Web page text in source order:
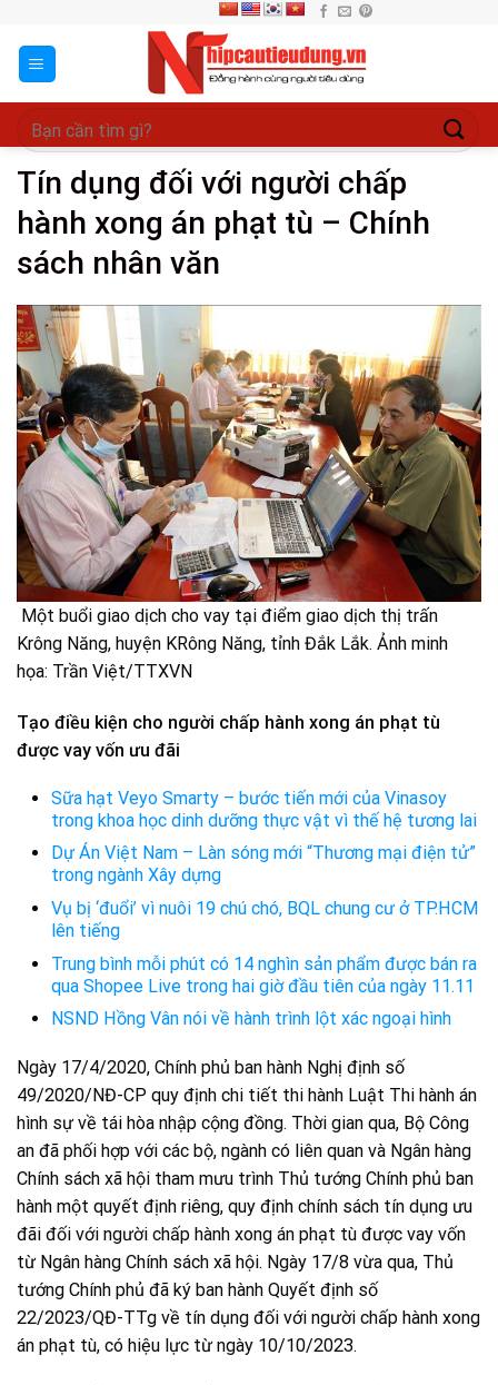
content
Tín dụng đối với người chấp
hành xong án phạt tù – Chính
sách nhân văn
Một buổi giao dịch cho vay tại điểm giao dịch thị trấn
Krông Năng, huyện KRông Năng, tỉnh Đắk Lắk. Ảnh minh
họa: Trần Việt/TTXVN
Tạo điều kiện cho người chấp hành xong án phạt tù
được vay vốn ưu đãi
Sữa hạt Veyo Smarty – bước tiến mới của Vinasoy
trong khoa học dinh dưỡng thực vật vì thế hệ tương lai
Dự Án Việt Nam – Làn sóng mới “Thương mại điện tử”
trong ngành Xây dựng
Vụ bị ‘đuổi’ vì nuôi 19 chú chó, BQL chung cư ở TP.HCM
lên tiếng
Trung bình mỗi phút có 14 nghìn sản phẩm được bán ra
qua Shopee Live trong hai giờ đầu tiên của ngày 11.11
NSND Hồng Vân nói về hành trình lột xác ngoại hình
Ngày 17/4/2020, Chính phủ ban hành Nghị định số
49/2020/NĐ-CP quy định chi tiết thi hành Luật Thi hành án
hình sự về tái hòa nhập cộng đồng. Thời gian qua, Bộ Công
an đã phối hợp với các bộ, ngành có liên quan và Ngân hàng
Chính sách xã hội tham mưu trình Thủ tướng Chính phủ ban
hành một quyết định riêng, quy định chính sách tín dụng ưu
đãi đối với người chấp hành xong án phạt tù được vay vốn
từ Ngân hàng Chính sách xã hội. Ngày 17/8 vừa qua, Thủ
tướng Chính phủ đã ký ban hành Quyết định số
22/2023/QĐ-TTg về tín dụng đối với người chấp hành xong
án phạt tù, có hiệu lực từ ngày 10/10/2023.